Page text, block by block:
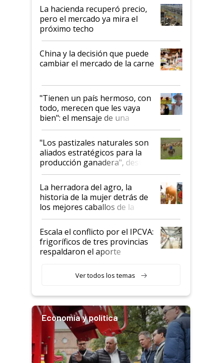
La hacienda recuperó precio,
pero el mercado ya mira el
próximo techo
China y la decisión que puede
cambiar el mercado de la carne
"Tienen un país hermoso, con
todo, merecen que les vaya
bien": el mensaje de una
ganadera uruguaya sobre las
oportunidades que se abren
para el agro en Argentina, con
foco en la carne
"Los pastizales naturales son
aliados estratégicos para la
producción ganadera", destaca
la iniciativa que ya reúne a 46
establecimientos en Argentina
La herradora del agro, la
historia de la mujer detrás de
los mejores caballos de la
Argentina y los mitos que
todavía hacen sufrir a estos
animales: "Mientras me
descalificaban, yo seguí
haciendo currículum"
Escala el conflicto por el IPCVA:
frigoríficos de tres provincias
respaldaron el aporte
Ver todos los temas
Economía y política